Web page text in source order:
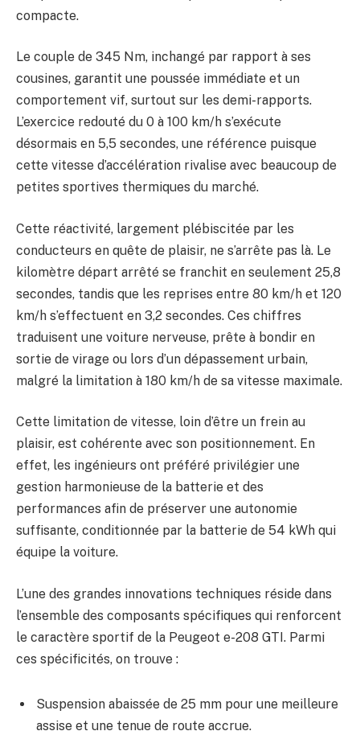
compacte.
Le couple de 345 Nm, inchangé par rapport à ses
cousines, garantit une poussée immédiate et un
comportement vif, surtout sur les demi-rapports.
L’exercice redouté du 0 à 100 km/h s’exécute
désormais en 5,5 secondes, une référence puisque
cette vitesse d’accélération rivalise avec beaucoup de
petites sportives thermiques du marché.
Cette réactivité, largement plébiscitée par les
conducteurs en quête de plaisir, ne s’arrête pas là. Le
kilomètre départ arrêté se franchit en seulement 25,8
secondes, tandis que les reprises entre 80 km/h et 120
km/h s’effectuent en 3,2 secondes. Ces chiffres
traduisent une voiture nerveuse, prête à bondir en
sortie de virage ou lors d’un dépassement urbain,
malgré la limitation à 180 km/h de sa vitesse maximale.
Cette limitation de vitesse, loin d’être un frein au
plaisir, est cohérente avec son positionnement. En
effet, les ingénieurs ont préféré privilégier une
gestion harmonieuse de la batterie et des
performances afin de préserver une autonomie
suffisante, conditionnée par la batterie de 54 kWh qui
équipe la voiture.
L’une des grandes innovations techniques réside dans
l’ensemble des composants spécifiques qui renforcent
le caractère sportif de la Peugeot e-208 GTI. Parmi
ces spécificités, on trouve :
Suspension abaissée de 25 mm pour une meilleure
assise et une tenue de route accrue.